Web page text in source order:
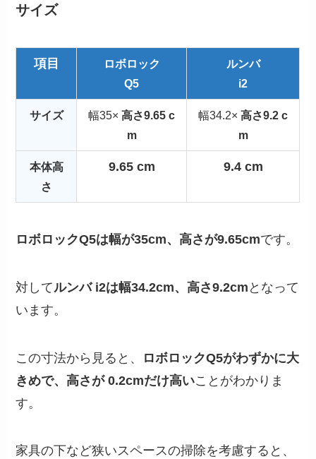
サイズ
項目
ロボロック
Q5
ルンバ
i2
サイズ 幅35×高さ9.65 c
m
幅34.2×高さ9.2 c
m
本体高
さ
9.65 cm 9.4 cm
ロボロックQ5は幅が35cm、高さが9.65cmです。
対してルンバ i2は幅34.2cm、高さ9.2cm となって
います。
この寸法から見ると、
ロボロックQ5がわずかに大
きめで、高さが 0.2cmだけ高いことがわかりま
す。
家具の下など狭いスペースの掃除を考慮すると、